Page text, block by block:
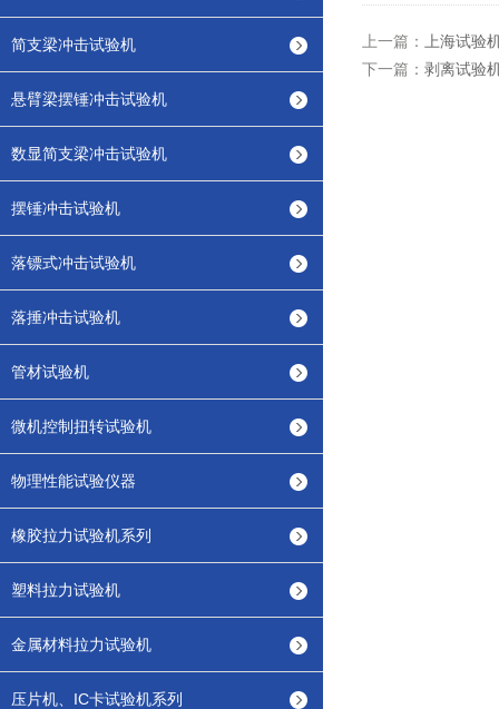
简支梁冲击试验机
悬臂梁摆锤冲击试验机
数显简支梁冲击试验机
摆锤冲击试验机
落镖式冲击试验机
落捶冲击试验机
管材试验机
微机控制扭转试验机
物理性能试验仪器
橡胶拉力试验机系列
塑料拉力试验机
金属材料拉力试验机
压片机、IC卡试验机系列
上一篇：
上海试验
下一篇： 剥离试验